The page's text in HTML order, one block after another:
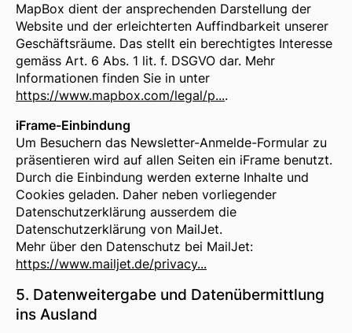
MapBox dient der ansprechenden Darstellung der
Website und der erleichterten Auffindbarkeit unserer
Geschäftsräume. Das stellt ein berechtigtes Interesse
gemäss Art. 6 Abs. 1 lit. f. DSGVO dar. Mehr
Informationen finden Sie in unter
https://www.mapbox.com/legal/p....
iFrame-Einbindung
Um Besuchern das Newsletter-Anmelde-Formular zu
präsentieren wird auf allen Seiten ein iFrame benutzt.
Durch die Einbindung werden externe Inhalte und
Cookies geladen. Daher neben vorliegender
Datenschutzerklärung ausserdem die
Datenschutzerklärung von MailJet.
Mehr über den Datenschutz bei MailJet:
https://www.mailjet.de/privacy...
5. Datenweitergabe und Datenübermittlung
ins Ausland